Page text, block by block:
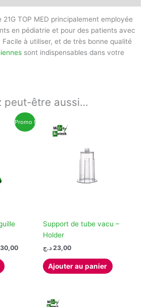
21G TOP MED principalement employée
en pédiatrie et pour des patients avec
à utiliser, et de très bonne qualité
sont indispensables dans votre
peut-être aussi…
Promo !
Le
Support de tube vacu –
Holder
23,00 د.ج
Ajouter au panier